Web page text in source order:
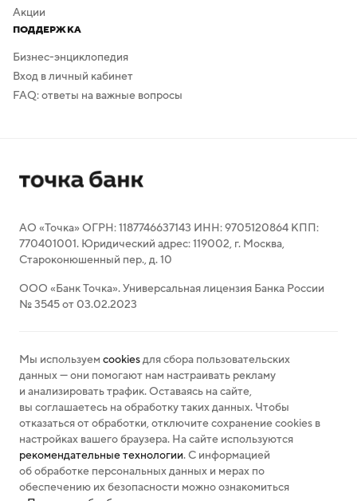
Акции
ПОДДЕРЖКА
Бизнес-энциклопедия
Вход в личный кабинет
FAQ: ответы на важные вопросы
АО «Точка» ОГРН: 1187746637143 ИНН: 9705120864 КПП:
770401001. Юридический адрес: 119002, г. Москва,
Староконюшенный пер., д. 10
ООО «Банк Точка». Универсальная лицензия Банка России
№ 3545 от 03.02.2023
Мы используем cookiesдля сбора пользовательских
данных — они помогают нам настраивать рекламу
и анализировать трафик. Оставаясь на сайте,
вы соглашаетесь на обработку таких данных. Чтобы
отказаться от обработки, отключите сохранение cookies в
настройках вашего браузера. На сайте используются
рекомендательные технологии. С информацией
об обработке персональных данных и мерах по
обеспечению их безопасности можно ознакомиться